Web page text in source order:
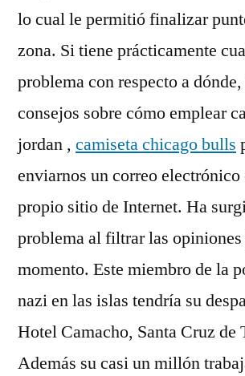
lo cual le permitió finalizar
zona. Si tiene prácticamente
problema con respecto a
consejos sobre cómo emplear
jordan , camiseta chicago bulls
enviarnos un correo electrónico
propio sitio de Internet. Ha
problema al filtrar las opiniones
momento. Este miembro de la
nazi en las islas tendría su
Hotel Camacho, Santa Cruz de
Además su casi un millón